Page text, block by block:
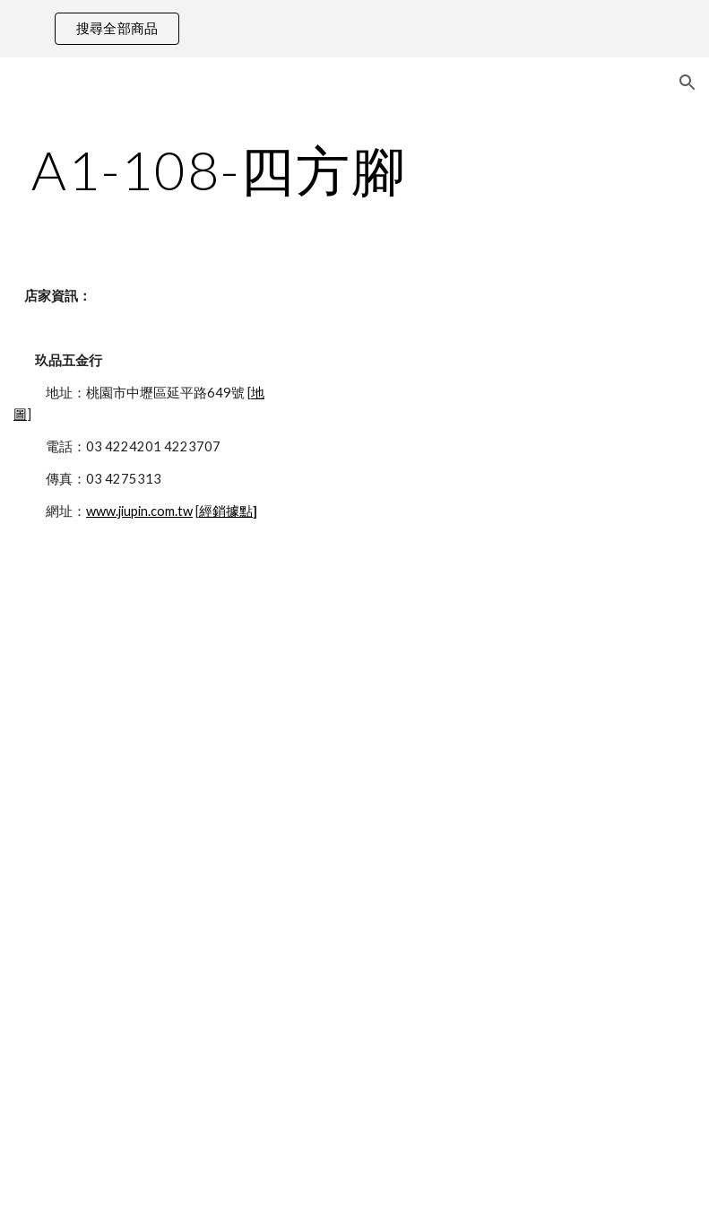
搜尋全部商品
A1-108-四方腳
    店家資訊：
玖品五金行
            地址：桃園市中壢區延平路649號 [
地
圖]
            電話：03 4224201 4223707
            傳真：03 4275313
            網址：
www.jiupin.com.tw [經銷據點]